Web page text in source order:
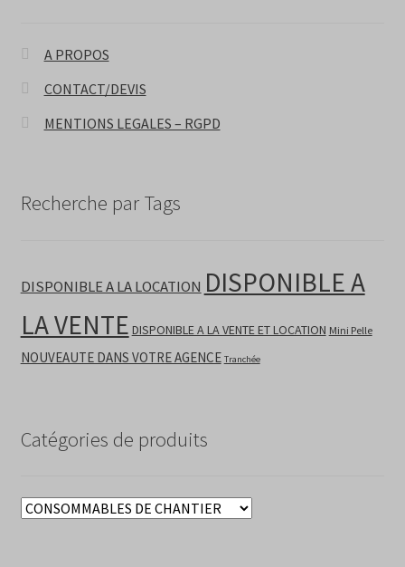
A PROPOS
CONTACT/DEVIS
MENTIONS LEGALES – RGPD
Recherche par Tags
DISPONIBLE A LA LOCATION DISPONIBLE A
LA VENTE DISPONIBLE A LA VENTE ET LOCATION Mini Pelle
NOUVEAUTE DANS VOTRE AGENCE Tranchée
Catégories de produits